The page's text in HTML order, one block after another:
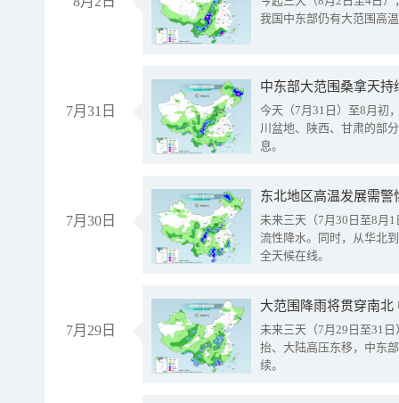
我国中东部仍有大范围高
7月31日
中东部大范围桑拿天
今天（7月31日）至8月初
川盆地、陕西、甘肃的部
息。
7月30日
东北地区高温发展需
未来三天（7月30日至8月
流性降水。同时，从华北
全天候在线。
7月29日
大范围降雨将贯穿南
未来三天（7月29日至31
抬、大陆高压东移，中东
续。